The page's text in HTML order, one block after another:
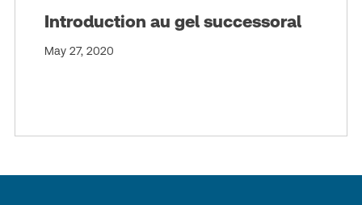
Introduction au gel successoral
May 27, 2020